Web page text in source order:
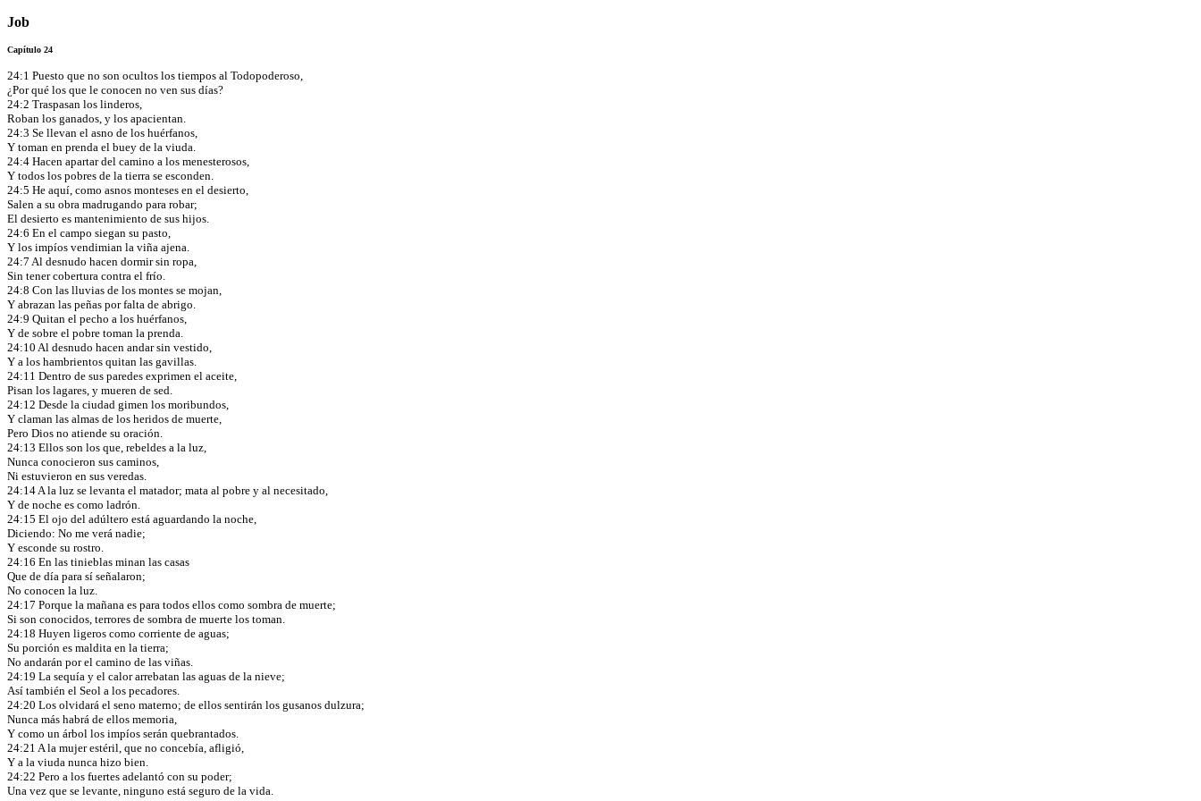
Job
Capítulo 24
24:1 Puesto que no son ocultos los tiempos al Todopoderoso,
¿Por qué los que le conocen no ven sus días?
24:2 Traspasan los linderos,
Roban los ganados, y los apacientan.
24:3 Se llevan el asno de los huérfanos,
Y toman en prenda el buey de la viuda.
24:4 Hacen apartar del camino a los menesterosos,
Y todos los pobres de la tierra se esconden.
24:5 He aquí, como asnos monteses en el desierto,
Salen a su obra madrugando para robar;
El desierto es mantenimiento de sus hijos.
24:6 En el campo siegan su pasto,
Y los impíos vendimian la viña ajena.
24:7 Al desnudo hacen dormir sin ropa,
Sin tener cobertura contra el frío.
24:8 Con las lluvias de los montes se mojan,
Y abrazan las peñas por falta de abrigo.
24:9 Quitan el pecho a los huérfanos,
Y de sobre el pobre toman la prenda.
24:10 Al desnudo hacen andar sin vestido,
Y a los hambrientos quitan las gavillas.
24:11 Dentro de sus paredes exprimen el aceite,
Pisan los lagares, y mueren de sed.
24:12 Desde la ciudad gimen los moribundos,
Y claman las almas de los heridos de muerte,
Pero Dios no atiende su oración.
24:13 Ellos son los que, rebeldes a la luz,
Nunca conocieron sus caminos,
Ni estuvieron en sus veredas.
24:14 A la luz se levanta el matador; mata al pobre y al necesitado,
Y de noche es como ladrón.
24:15 El ojo del adúltero está aguardando la noche,
Diciendo: No me verá nadie;
Y esconde su rostro.
24:16 En las tinieblas minan las casas
Que de día para sí señalaron;
No conocen la luz.
24:17 Porque la mañana es para todos ellos como sombra de muerte;
Si son conocidos, terrores de sombra de muerte los toman.
24:18 Huyen ligeros como corriente de aguas;
Su porción es maldita en la tierra;
No andarán por el camino de las viñas.
24:19 La sequía y el calor arrebatan las aguas de la nieve;
Así también el Seol a los pecadores.
24:20 Los olvidará el seno materno; de ellos sentirán los gusanos dulzura;
Nunca más habrá de ellos memoria,
Y como un árbol los impíos serán quebrantados.
24:21 A la mujer estéril, que no concebía, afligió,
Y a la viuda nunca hizo bien.
24:22 Pero a los fuertes adelantó con su poder;
Una vez que se levante, ninguno está seguro de la vida.